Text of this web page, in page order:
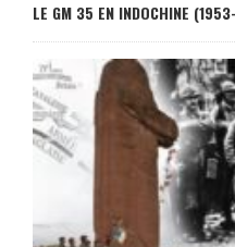
LE GM 35 EN INDOCHINE